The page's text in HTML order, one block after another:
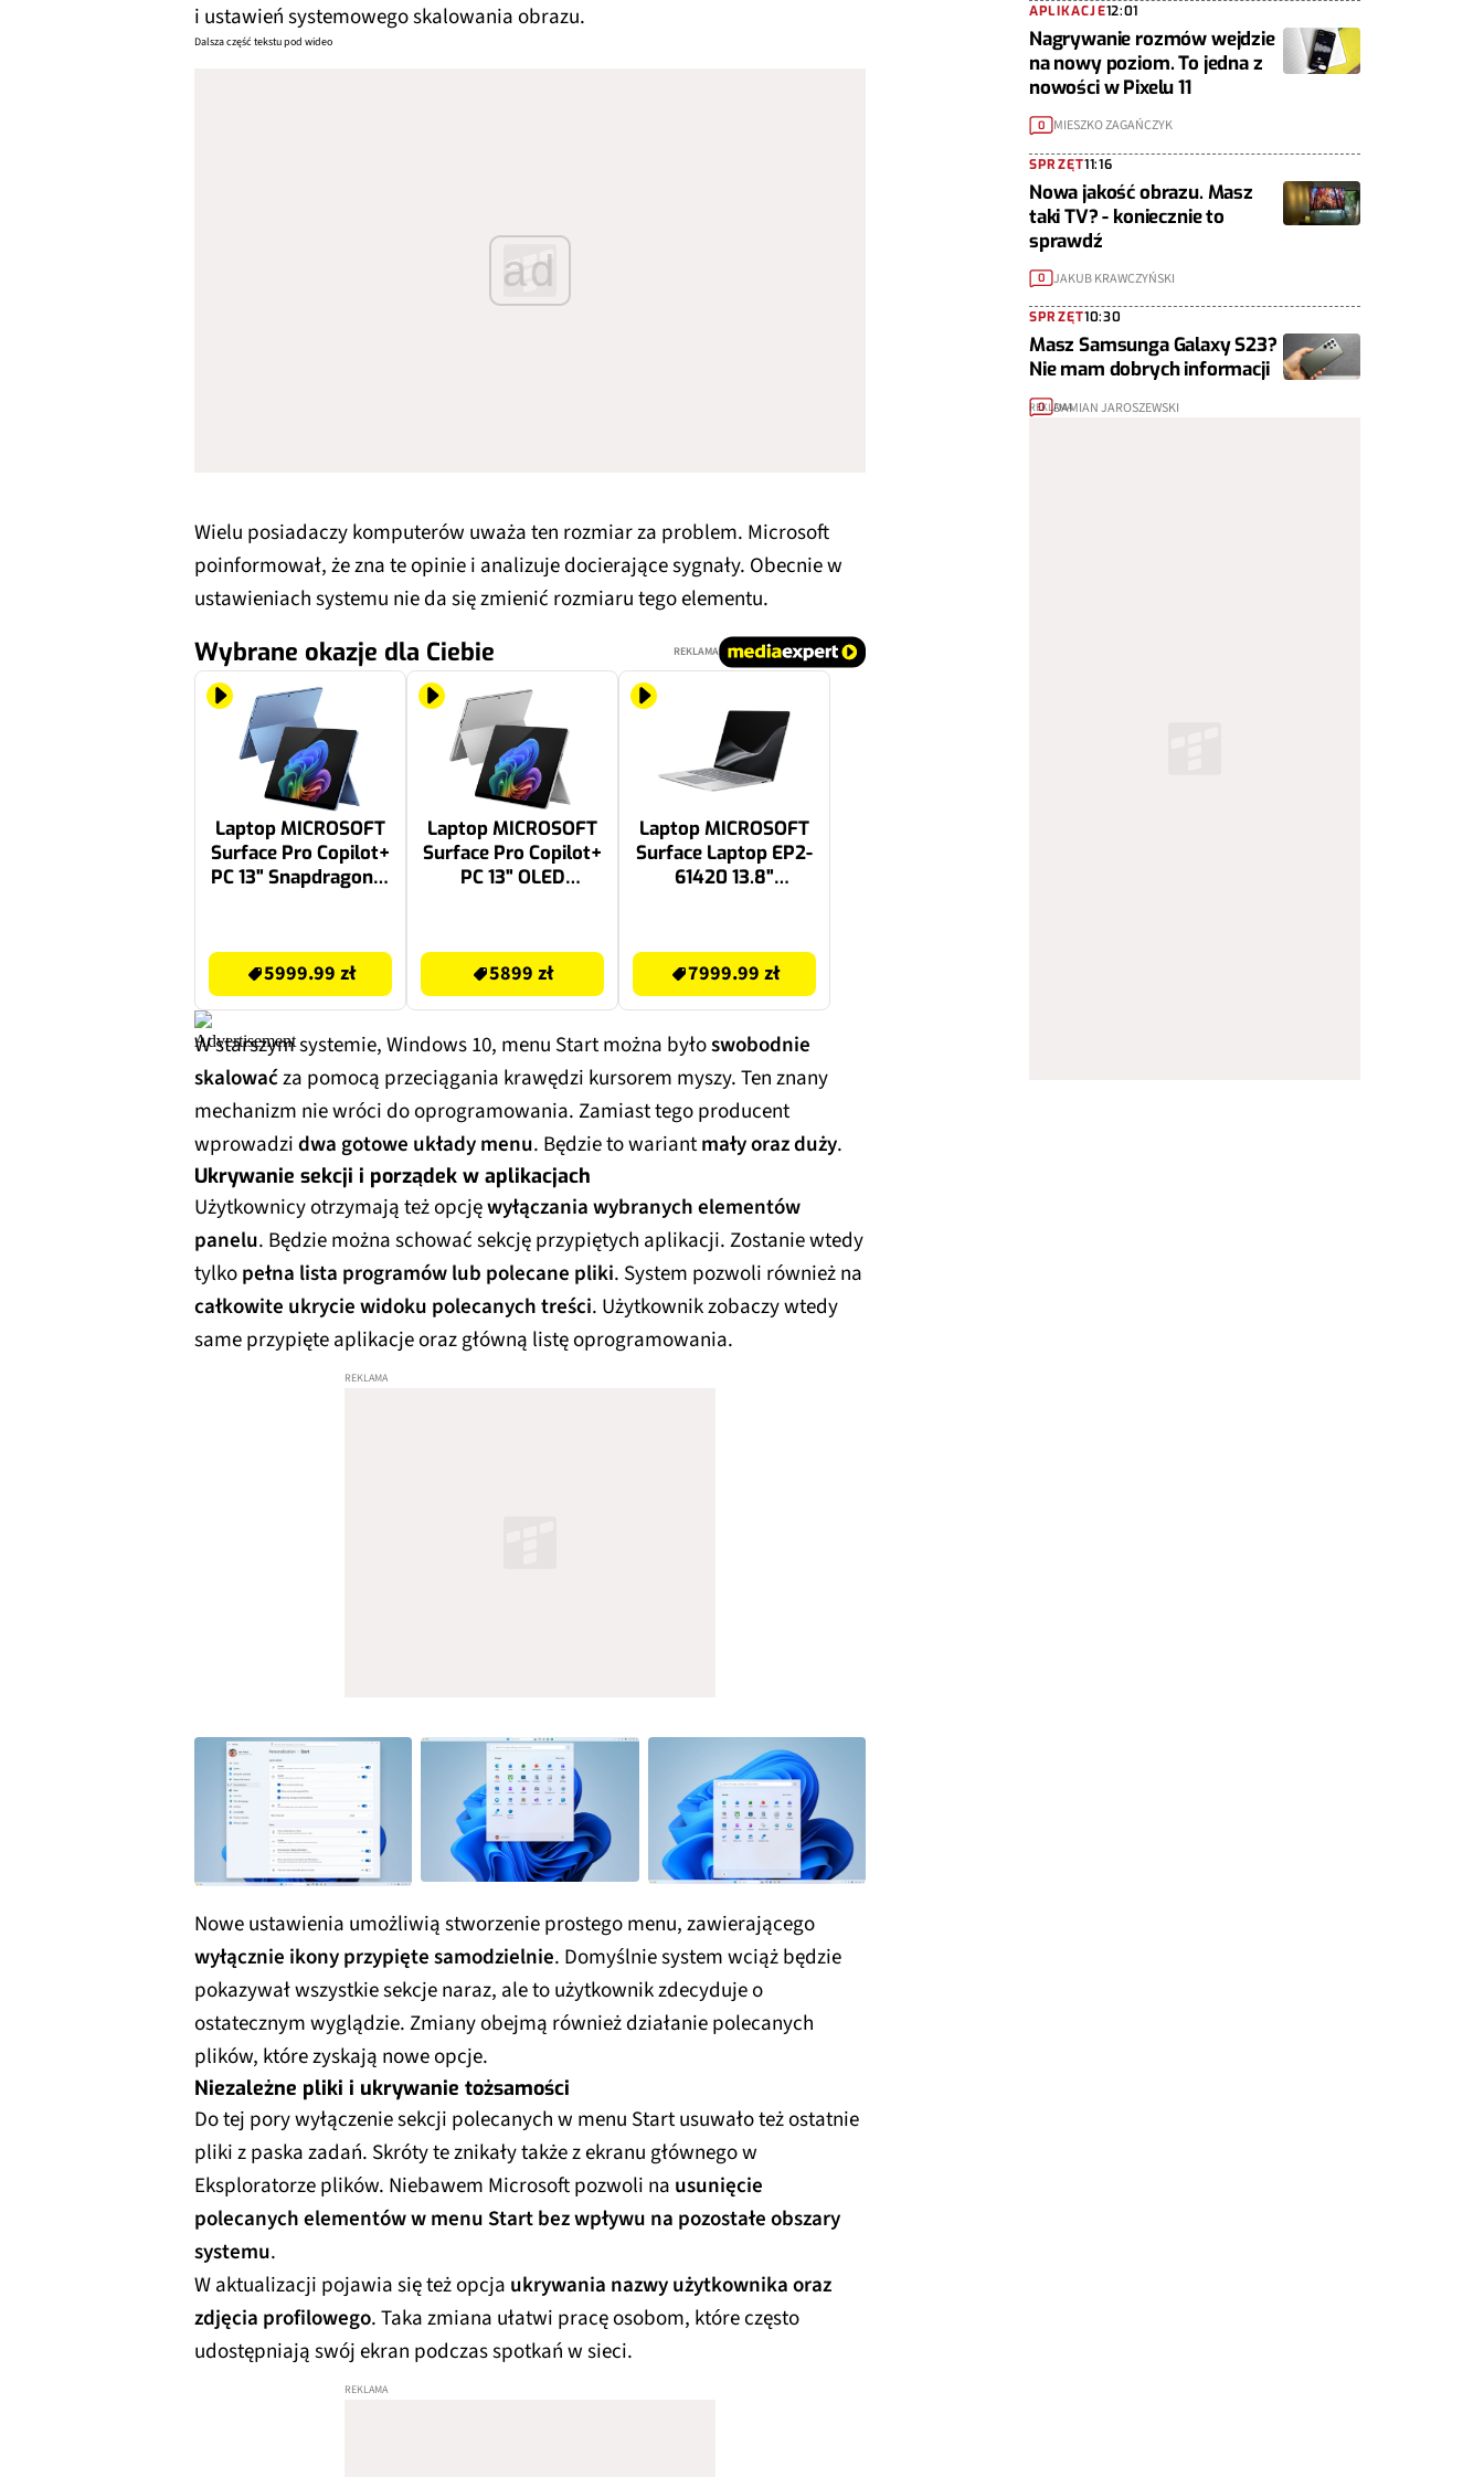
i ustawień systemowego skalowania obrazu.
Dalsza część tekstu pod wideo
ad
Wielu posiadaczy komputerów uważa ten rozmiar za problem. Microsoft
poinformował, że zna te opinie i analizuje docierające sygnały. Obecnie w
ustawieniach systemu nie da się zmienić rozmiaru tego elementu.
Wybrane okazje dla Ciebie REKLAMA
Laptop MICROSOFT
Surface Pro Copilot+
PC 13" Snapdragon X
11 Home
5999.99 zł
Laptop MICROSOFT
Surface Pro Copilot+
PC 13" OLED
SSD Windows 11
Home
5899 zł
Laptop MICROSOFT
Surface Laptop EP2-
61420 13.8"
RAM 512GB SSD
Windows 11 Home
7999.99 zł
W starszym systemie, Windows 10, menu Start można byłoswobodnie
skalowaćza pomocą przeciągania krawędzi kursorem myszy. Ten znany
mechanizm nie wróci do oprogramowania. Zamiast tego producent
wprowadzidwa gotowe układy menu. Będzie to wariantmały oraz duży.
Ukrywanie sekcji i porządek w aplikacjach
Użytkownicy otrzymają też opcjęwyłączania wybranych elementów
panelu. Będzie można schować sekcję przypiętych aplikacji. Zostanie wtedy
tylkopełna lista programów lub polecane pliki. System pozwoli również na
całkowite ukrycie widoku polecanych treści. Użytkownik zobaczy wtedy
same przypięte aplikacje oraz główną listę oprogramowania.
Nowe ustawienia umożliwią stworzenie prostego menu, zawierającego
wyłącznie ikony przypięte samodzielnie. Domyślnie system wciąż będzie
pokazywał wszystkie sekcje naraz, ale to użytkownik zdecyduje o
ostatecznym wyglądzie. Zmiany obejmą również działanie polecanych
plików, które zyskają nowe opcje.
Niezależne pliki i ukrywanie tożsamości
Do tej pory wyłączenie sekcji polecanych w menu Start usuwało też ostatnie
pliki z paska zadań. Skróty te znikały także z ekranu głównego w
Eksploratorze plików. Niebawem Microsoft pozwoli na usunięcie
polecanych elementów w menu Start bez wpływu na pozostałe obszary
systemu.
W aktualizacji pojawia się też opcja ukrywania nazwy użytkownika oraz
zdjęcia profilowego. Taka zmiana ułatwi pracę osobom, które często
udostępniają swój ekran podczas spotkań w sieci.
APLIKACJE12:01
Nagrywanie rozmów wejdzie
na nowy poziom. To jedna z
nowości w Pixelu 11
0 MIESZKO ZAGAŃCZYK
SPRZĘT11:16
Nowa jakość obrazu. Masz
taki TV? - koniecznie to
sprawdź
0 JAKUB KRAWCZYŃSKI
SPRZĘT10:30
Masz Samsunga Galaxy S23?
Nie mam dobrych informacji
0 DAMIAN JAROSZEWSKI